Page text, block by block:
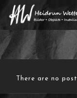
There are no